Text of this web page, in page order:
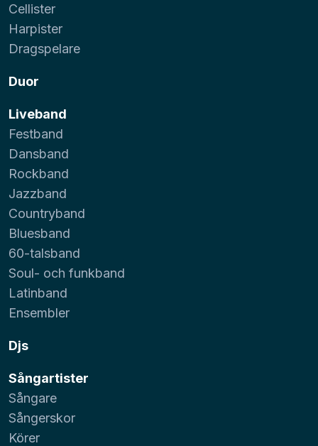
Cellister
Harpister
Dragspelare
Duor
Liveband
Festband
Dansband
Rockband
Jazzband
Countryband
Bluesband
60-talsband
Soul- och funkband
Latinband
Ensembler
Djs
Sångartister
Sångare
Sångerskor
Körer